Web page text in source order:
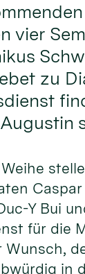
vier
zu
Y Bui
für die
in